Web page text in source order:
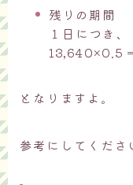
残りの期間
１日につき
13,640×0.5
となりますよ。
参考にしてくださ